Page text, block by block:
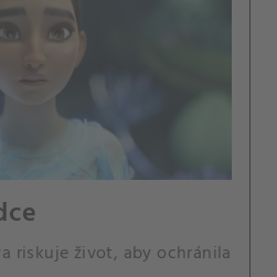
riskuje život, aby ochránila